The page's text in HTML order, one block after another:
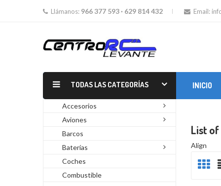
Llámanos: 966 377 593 · 629 814 432 Email:
TODAS LAS CATEGORÍAS INICIO
Accesorios
Aviones
Barcos
Baterías
Coches
Combustible
List
Align